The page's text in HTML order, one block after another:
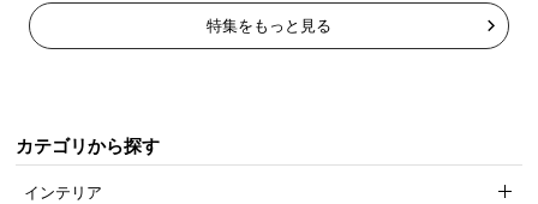
特集をもっと見る
カテゴリから探す
インテリア